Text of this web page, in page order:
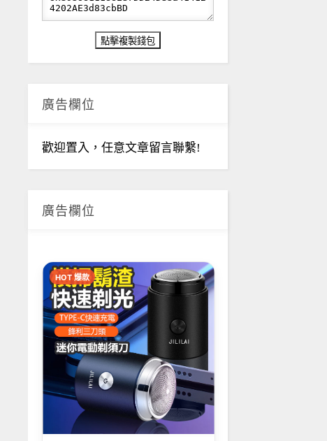
廣告欄位
歡迎置入，任意文章留言聯繫!
廣告欄位
HOT 爆款